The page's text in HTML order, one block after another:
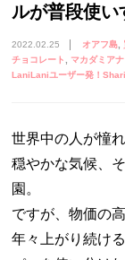
ルが普段使
2022.02.25 オアフ島
チョコレート マカダミア
LaniLaniユーザー発！
世界中の人が憧
穏やかな気候、
園。
ですが、物価の
年々上がり続け